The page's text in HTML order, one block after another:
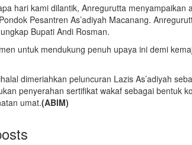
hari kami dilantik, Anregurutta
Pesantren As’adiyah Macanang.
Bupati Andi Rosman.
untuk mendukung penuh upaya ini demi
dimeriahkan peluncuran Lazis As’adiyah
penyerahan sertifikat wakaf sebagai bentuk
umat.(ABIM)